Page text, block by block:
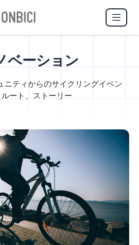
ベーション
ニティからのサイクリングイベン
ルート、ストーリー